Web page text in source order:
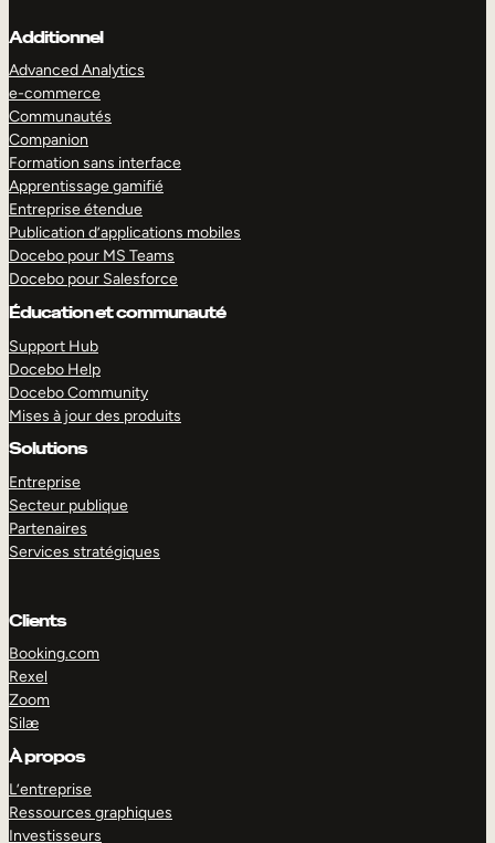
Additionnel
Advanced Analytics
e-commerce
Communautés
Companion
Formation sans interface
Apprentissage gamifié
Entreprise étendue
Publication d’applications mobiles
Docebo pour MS Teams
Docebo pour Salesforce
Éducation et communauté
Support Hub
Docebo Help
Docebo Community
Mises à jour des produits
Solutions
Entreprise
Secteur publique
Partenaires
Services stratégiques
Clients
Booking.com
Rexel
Zoom
Silæ
À propos
L’entreprise
Ressources graphiques
Investisseurs